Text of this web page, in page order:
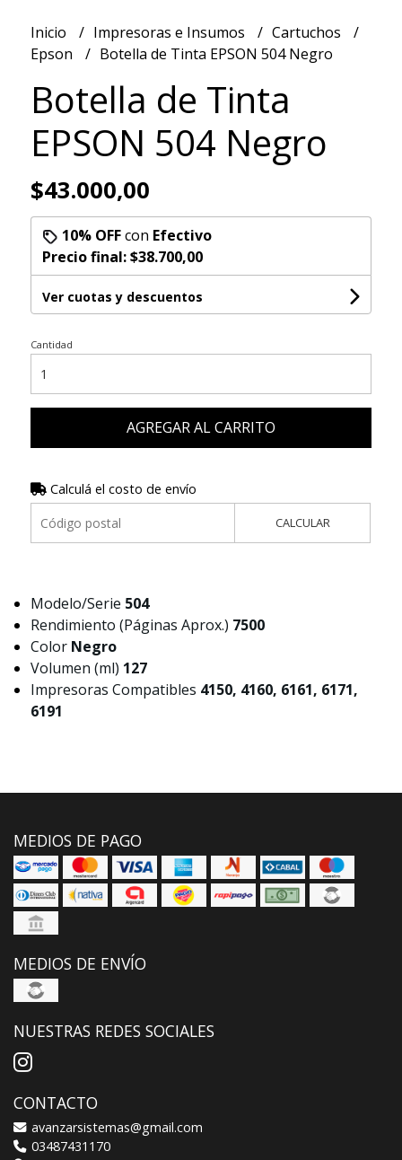
Inicio Impresoras e Insumos
Cartuchos
Epson
Botella de Tinta EPSON 504 Negro
Botella de Tinta
EPSON 504 Negro
$43.000,00
10% OFFcon Efectivo
Precio final:$38.700,00
Ver cuotas y descuentos
Cantidad
AGREGAR AL CARRITO
Calculá el costo de envío
CALCULAR
Modelo/Serie 504
Rendimiento (Páginas Aprox.) 7500
Color Negro
Volumen (ml) 127
Impresoras Compatibles 4150, 4160, 6161, 6171,
6191
MEDIOS DE PAGO
MEDIOS DE ENVÍO
NUESTRAS REDES SOCIALES
CONTACTO
avanzarsistemas@gmail.com
03487431170